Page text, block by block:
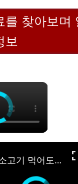
를 찾아보며
보
×
당뇨 소고기 먹어도 될까요? 정말 혈당 많이 내려가나요?